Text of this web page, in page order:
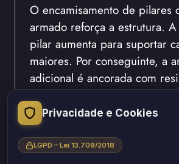
O encamisamento de pilares
armado reforça a estrutura.
pilar aumenta para suportar
maiores. Por conseguinte, a
adicional é ancorada com
novo concreto adere ao
formando um monólito. Afinal,
do prédio é estendida por
seguintes.
Privacidade e Cookies
LGPD – Lei 13.709/2018